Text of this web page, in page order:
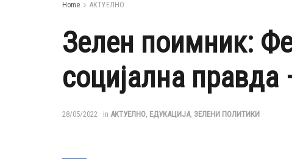
Home АКТУЕЛНО
Зелен поимник:
социјална
28/05/2022 in АКТУЕЛНО, ЕДУКАЦИЈА, ЗЕЛЕНИ ПОЛИТИКИ